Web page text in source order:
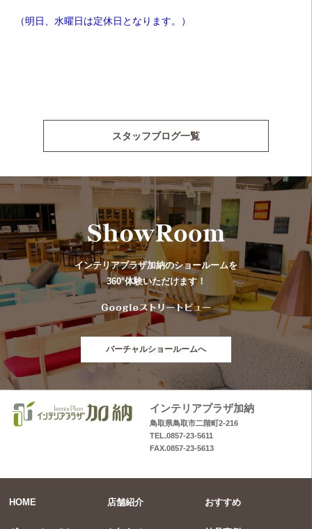
（明日、水曜日は定休日となります。）
スタッフブログ一覧
インテリアプラザ加納のショールームを
360°体験いただけます！
バーチャルショールームへ
インテリアプラザ加納
鳥取県鳥取市二階町2-216
TEL.0857-23-5611
FAX.0857-23-5613
HOME 店舗紹介 おすすめ